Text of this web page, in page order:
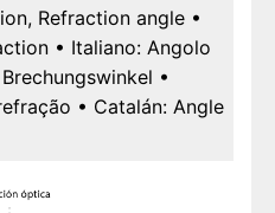
Refraction angle •
• Italiano: Angolo
Brechungswinkel •
• Catalán: Angle